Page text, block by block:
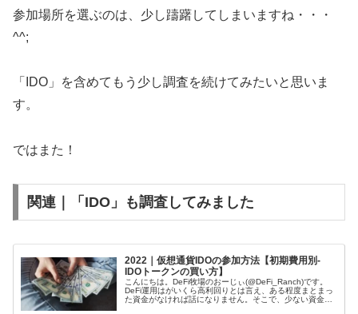
参加場所を選ぶのは、少し躊躇してしまいますね・・・
^^;
「IDO」を含めてもう少し調査を続けてみたいと思いま
す。
ではまた！
関連｜「IDO」も調査してみました
2022｜仮想通貨IDOの参加方法【初期費用別-
IDOトークンの買い方】
こんにちは。DeFi牧場のおーじぃ(@DeFi_Ranch)です。
DeFi運用はがいくら高利回りとは言え、ある程度まとまっ
た資金がなければ話になりません。そこで、少ない資金を